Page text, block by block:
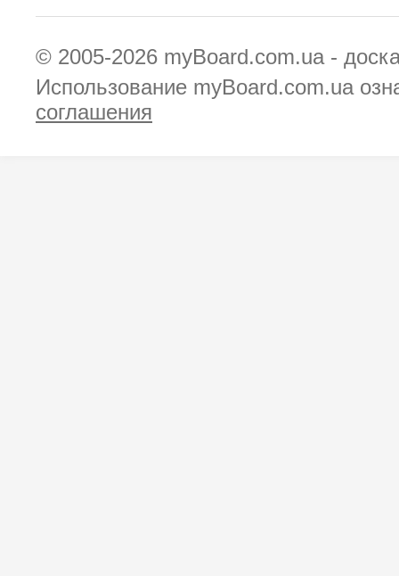
© 2005-2026 myBoard.com.ua -
Использование myBoard.com.ua
соглашения